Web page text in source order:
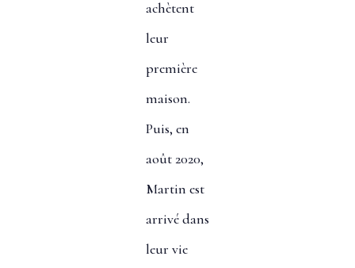
achètent
leur
première
maison.
Puis, en
août 2020,
Martin est
arrivé dans
leur vie